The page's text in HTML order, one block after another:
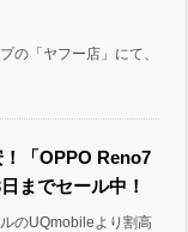
の「ヤフー店」にて、
「OPPO Reno7
までセール中！
のUQmobileより割高